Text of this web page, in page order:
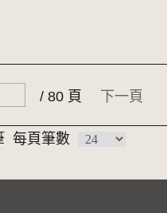
/ 80 頁 下一頁
每頁筆數